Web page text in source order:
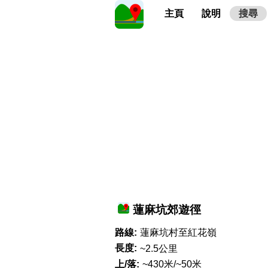
主頁 說明 搜尋
蓮麻坑郊遊徑
路線: 蓮麻坑村至紅花嶺
長度: ~2.5公里
上/落: ~430米/~50米